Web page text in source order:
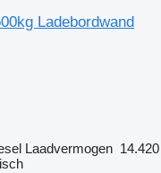
Ladebordwand
Laadvermogen 14.420